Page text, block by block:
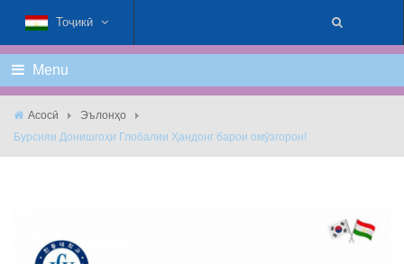
Тоҷикӣ
Menu
Асосӣ
Эълонҳо
Бурсияи Донишгоҳи Глобалии Ҳандонг барои омӯзгорон!